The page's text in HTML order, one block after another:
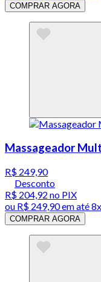
COMPRAR AGORA
Massageador
R$ 249,90
Desconto
R$ 204,92 no PIX
ou R$ 249,90em até
COMPRAR AGORA